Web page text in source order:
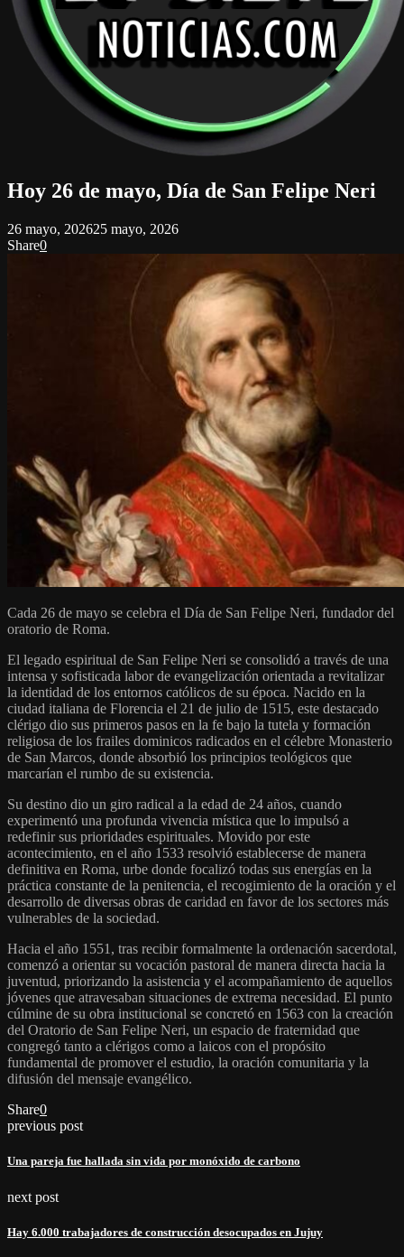
Hoy 26 de mayo, Día de San Felipe Neri
26 mayo, 202625 mayo, 2026
Share0
Cada 26 de mayo se celebra el Día de San Felipe Neri, fundador del
oratorio de Roma.
El legado espiritual de San Felipe Neri se consolidó a través de una
intensa y sofisticada labor de evangelización orientada a revitalizar
la identidad de los entornos católicos de su época. Nacido en la
ciudad italiana de Florencia el 21 de julio de 1515, este destacado
clérigo dio sus primeros pasos en la fe bajo la tutela y formación
religiosa de los frailes dominicos radicados en el célebre Monasterio
de San Marcos, donde absorbió los principios teológicos que
marcarían el rumbo de su existencia.
Su destino dio un giro radical a la edad de 24 años, cuando
experimentó una profunda vivencia mística que lo impulsó a
redefinir sus prioridades espirituales. Movido por este
acontecimiento, en el año 1533 resolvió establecerse de manera
definitiva en Roma, urbe donde focalizó todas sus energías en la
práctica constante de la penitencia, el recogimiento de la oración y el
desarrollo de diversas obras de caridad en favor de los sectores más
vulnerables de la sociedad.
Hacia el año 1551, tras recibir formalmente la ordenación sacerdotal,
comenzó a orientar su vocación pastoral de manera directa hacia la
juventud, priorizando la asistencia y el acompañamiento de aquellos
jóvenes que atravesaban situaciones de extrema necesidad. El punto
cúlmine de su obra institucional se concretó en 1563 con la creación
del Oratorio de San Felipe Neri, un espacio de fraternidad que
congregó tanto a clérigos como a laicos con el propósito
fundamental de promover el estudio, la oración comunitaria y la
difusión del mensaje evangélico.
Share0
previous post
Una pareja fue hallada sin vida por monóxido de carbono
next post
Hay 6.000 trabajadores de construcción desocupados en Jujuy